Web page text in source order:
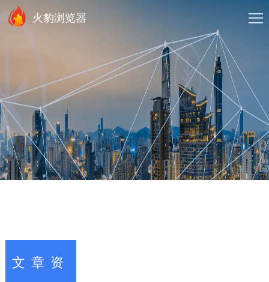
火豹浏览器
文章资